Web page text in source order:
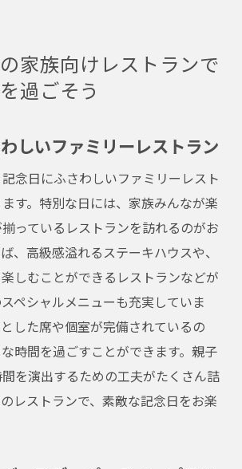
家族向けレストランで
過ごそう
しいファミリーレストラン
念日にふさわしいファミリーレスト
す。特別な日には、家族みんなが楽
っているレストランを訪れるのがお
、高級感溢れるステーキハウスや、
しむことができるレストランなどが
ペシャルメニューも充実していま
した席や個室が完備されているの
時間を過ごすことができます。親子
を演出するための工夫がたくさん詰
レストランで、素敵な記念日をお楽